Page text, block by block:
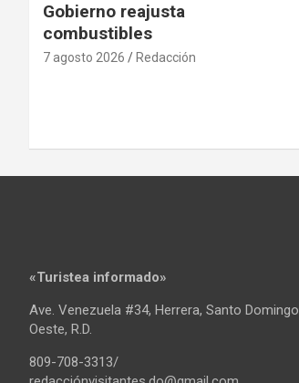
Gobierno reajusta
combustibles
7 agosto 2026 Redacción
«Turistea informado»
Ave. Venezuela #34, Herrera, Santo Domingo
Oeste, R.D.
809-708-3313/